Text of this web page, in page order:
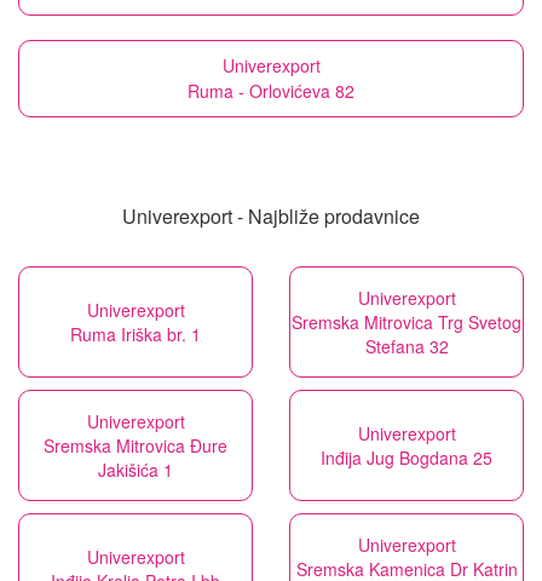
Univerexport
Ruma - Orlovićeva 82
Univerexport - Najbliže prodavnice
Univerexport
Ruma Iriška br. 1
Univerexport
Sremska Mitrovica Trg Svetog
Stefana 32
Univerexport
Sremska Mitrovica Đure
Jakišića 1
Univerexport
Inđija Jug Bogdana 25
Univerexport
Univerexport
Sremska Kamenica Dr Katrin